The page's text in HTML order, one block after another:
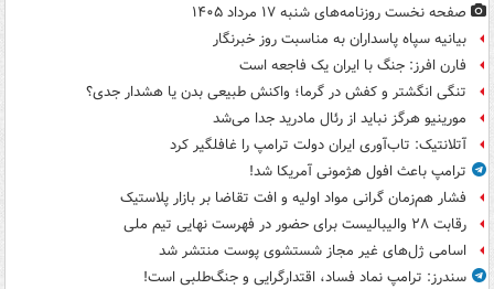
صفحه نخست روزنامه‌های شنبه ۱۷ مرداد ۱۴۰۵
بیانیه سپاه پاسداران به مناسبت روز خبرنگار
فارن افرز: جنگ با ایران یک فاجعه است
تنگی انگشتر و کفش در گرما؛ واکنش طبیعی بدن یا هشدار جدی؟
مورینیو هرگز نباید از رئال مادرید جدا می‌شد
آتلانتیک: تاب‌آوری ایران دولت ترامپ را غافلگیر کرد
ترامپ باعث افول هژمونی آمریکا شد!
فشار هم‌زمان گرانی مواد اولیه و افت تقاضا بر بازار پلاستیک
رقابت ۲۸ والیبالیست برای حضور در فهرست نهایی تیم ملی
اسامی ژل‌های غیر مجاز شستشوی پوست منتشر شد
سندرز: ترامپ نماد فساد، اقتدارگرایی و جنگ‌طلبی است!